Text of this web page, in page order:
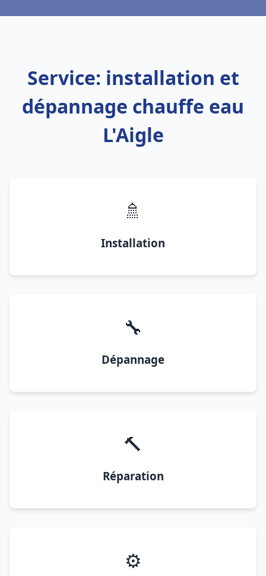
Service: installation et
dépannage chauffe eau
L'Aigle
🚿
Installation
🔧
Dépannage
🔨
Réparation
⚙️